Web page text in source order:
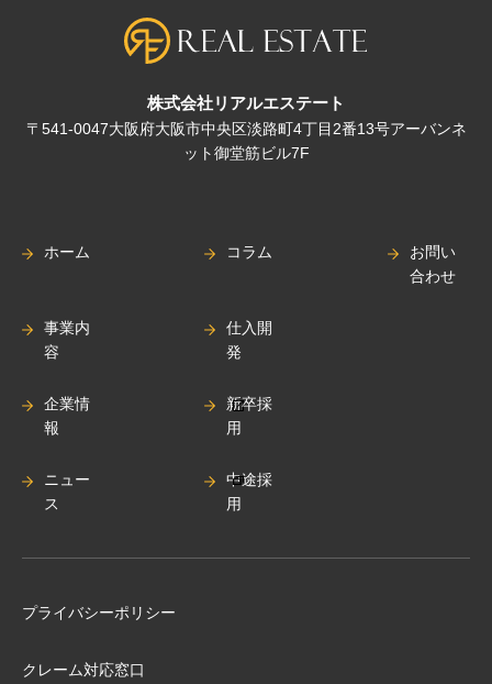
株式会社リアルエステート
〒541-0047大阪府大阪市中央区淡路町4丁目2番13号アーバンネ
ット御堂筋ビル7F
ホーム
事業内
容
企業情
報
ニュー
ス
コラム
仕入開
発
新卒採
用
中途採
用
お問い
合わせ
プライバシーポリシー
クレーム対応窓口